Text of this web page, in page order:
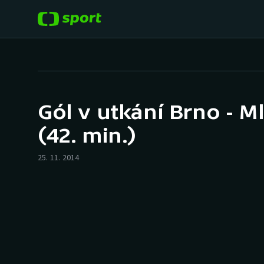
Hokej
Tenis
Baseball a softbal
Gól v utkání Brno -
(42. min.)
25. 11. 2014